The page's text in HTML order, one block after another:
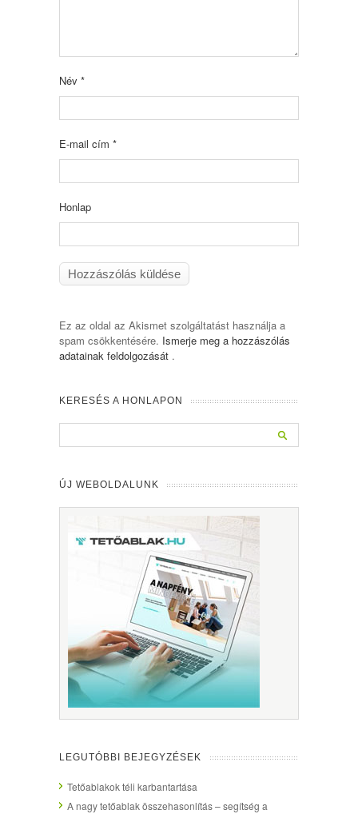
Név *
E-mail cím *
Honlap
Ez az oldal az Akismet szolgáltatást használja a
spam csökkentésére. Ismerje meg a hozzászólás
adatainak feldolgozását .
KERESÉS A HONLAPON
ÚJ WEBOLDALUNK
LEGUTÓBBI BEJEGYZÉSEK
Tetőablakok téli karbantartása
A nagy tetőablak összehasonlítás – segítség a